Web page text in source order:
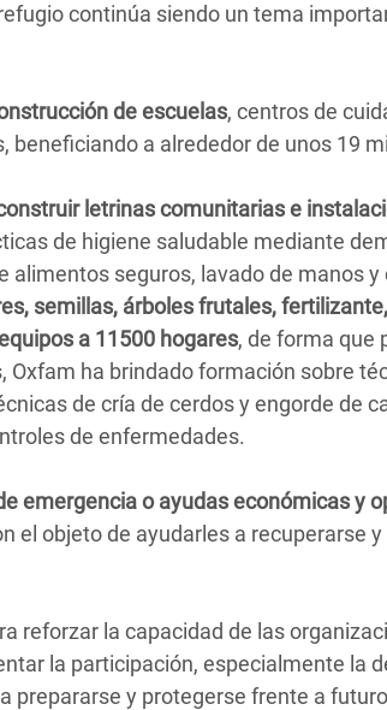
continúa siendo un tema
de escuelas, centros de
beneficiando a alrededor de unos 19
letrinas comunitarias e
de higiene saludable mediante
alimentos seguros, lavado de manos
semillas, árboles frutales,
a 11500 hogares, de forma que
Oxfam ha brindado formación sobre
de cría de cerdos y engorde de
de enfermedades.
emergencia o ayudas económicas y
el objeto de ayudarles a recuperarse
reforzar la capacidad de las
la participación, especialmente la
prepararse y protegerse frente a